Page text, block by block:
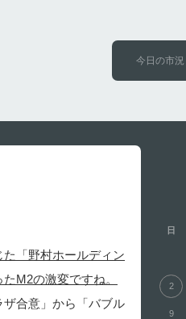
今日の市況
「野村ホールディン
M2の激変ですね。
合意」から「バブル
日
2
9